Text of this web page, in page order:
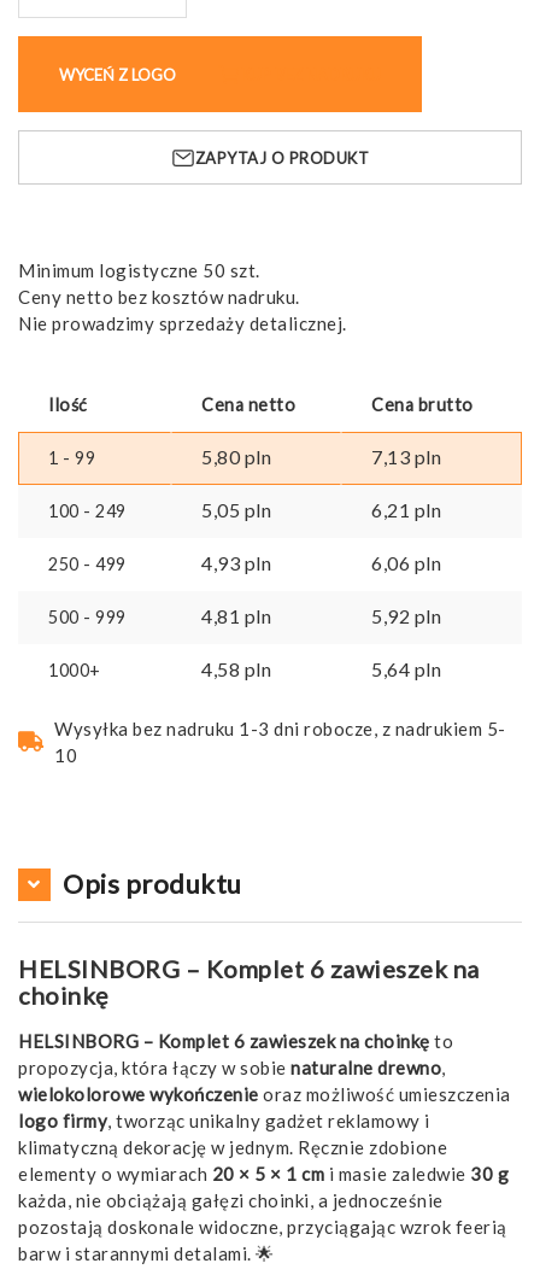
Helsinborg,
drewniane
WYCEŃ Z LOGO
ZAPYTAJ O PRODUKT
Minimum logistyczne 50 szt.
Ceny netto bez kosztów nadruku.
Nie prowadzimy sprzedaży detalicznej.
Ilość Cena netto Cena brutto
1 - 99 5,80pln 7,13 pln
100 - 249 5,05 pln 6,21 pln
250 - 499 4,93 pln 6,06 pln
500 - 999 4,81 pln 5,92 pln
1000+ 4,58 pln 5,64 pln
Wysyłka bez nadruku 1-3 dni robocze, z nadrukiem 5-
10
Opis produktu
HELSINBORG – Komplet 6 zawieszek na
choinkę
HELSINBORG – Komplet 6 zawieszek na choinkę to
propozycja, która łączy w sobie naturalne drewno,
wielokolorowe wykończenie oraz możliwość umieszczenia
logo firmy, tworząc unikalny gadżet reklamowy i
klimatyczną dekorację w jednym. Ręcznie zdobione
elementy o wymiarach 20 × 5 × 1 cm i masie zaledwie 30 g
każda, nie obciążają gałęzi choinki, a jednocześnie
pozostają doskonale widoczne, przyciągając wzrok feerią
barw i starannymi detalami. 🌟